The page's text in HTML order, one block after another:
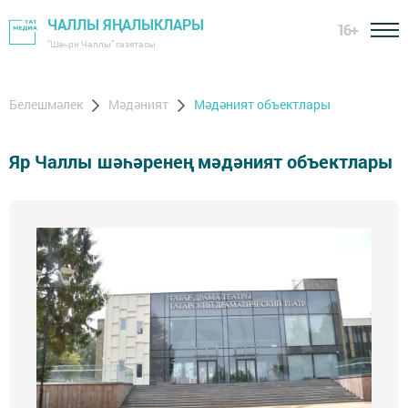
ЧАЛЛЫ ЯҢАЛЫКЛАРЫ
"Шәһри Чаллы" газетасы
16+
Белешмәлек Мәдәният Мәдәният объектлары
Яр Чаллы шәһәренең мәдәният объектлары